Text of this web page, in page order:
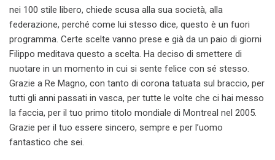
nei 100 stile libero, chiede scusa alla sua società, alla
federazione, perché come lui stesso dice, questo è un fuori
programma. Certe scelte vanno prese e già da un paio di giorni
Filippo meditava questo a scelta. Ha deciso di smettere di
nuotare in un momento in cui si sente felice con sé stesso.
Grazie a Re Magno, con tanto di corona tatuata sul braccio, per
tutti gli anni passati in vasca, per tutte le volte che ci hai messo
la faccia, per il tuo primo titolo mondiale di Montreal nel 2005.
Grazie per il tuo essere sincero, sempre e per l’uomo
fantastico che sei.